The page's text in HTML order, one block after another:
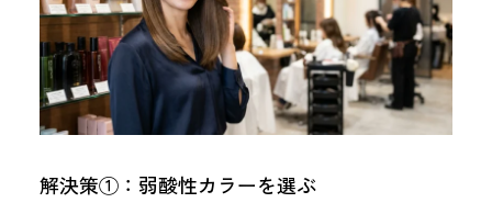
解決策①：弱酸性カラーを選ぶ